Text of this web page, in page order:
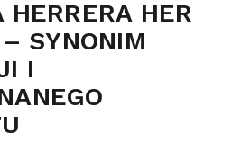
HERRERA HER
SYNONIM
I